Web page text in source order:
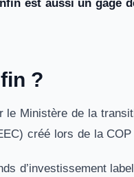
est aussi un gage
?
le Ministère de la
créé lors de la
d’investissement